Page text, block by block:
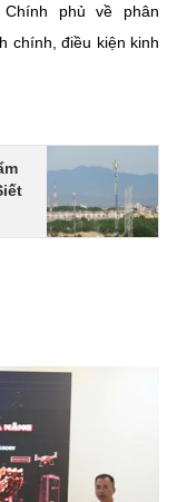
Nghệ
lại thông tin từ
Chính phủ về phân
chính, điều kiện kinh